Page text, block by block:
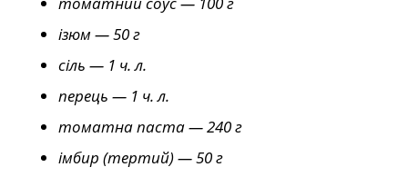
ізюм — 50 г
сіль — 1 ч. л.
перець — 1 ч. л.
томатна паста — 240 г
імбир (тертий) — 50 г